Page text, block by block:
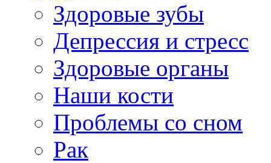
Здоровые зубы
Депрессия и стресс
Здоровые органы
Наши кости
Проблемы со сном
Рак